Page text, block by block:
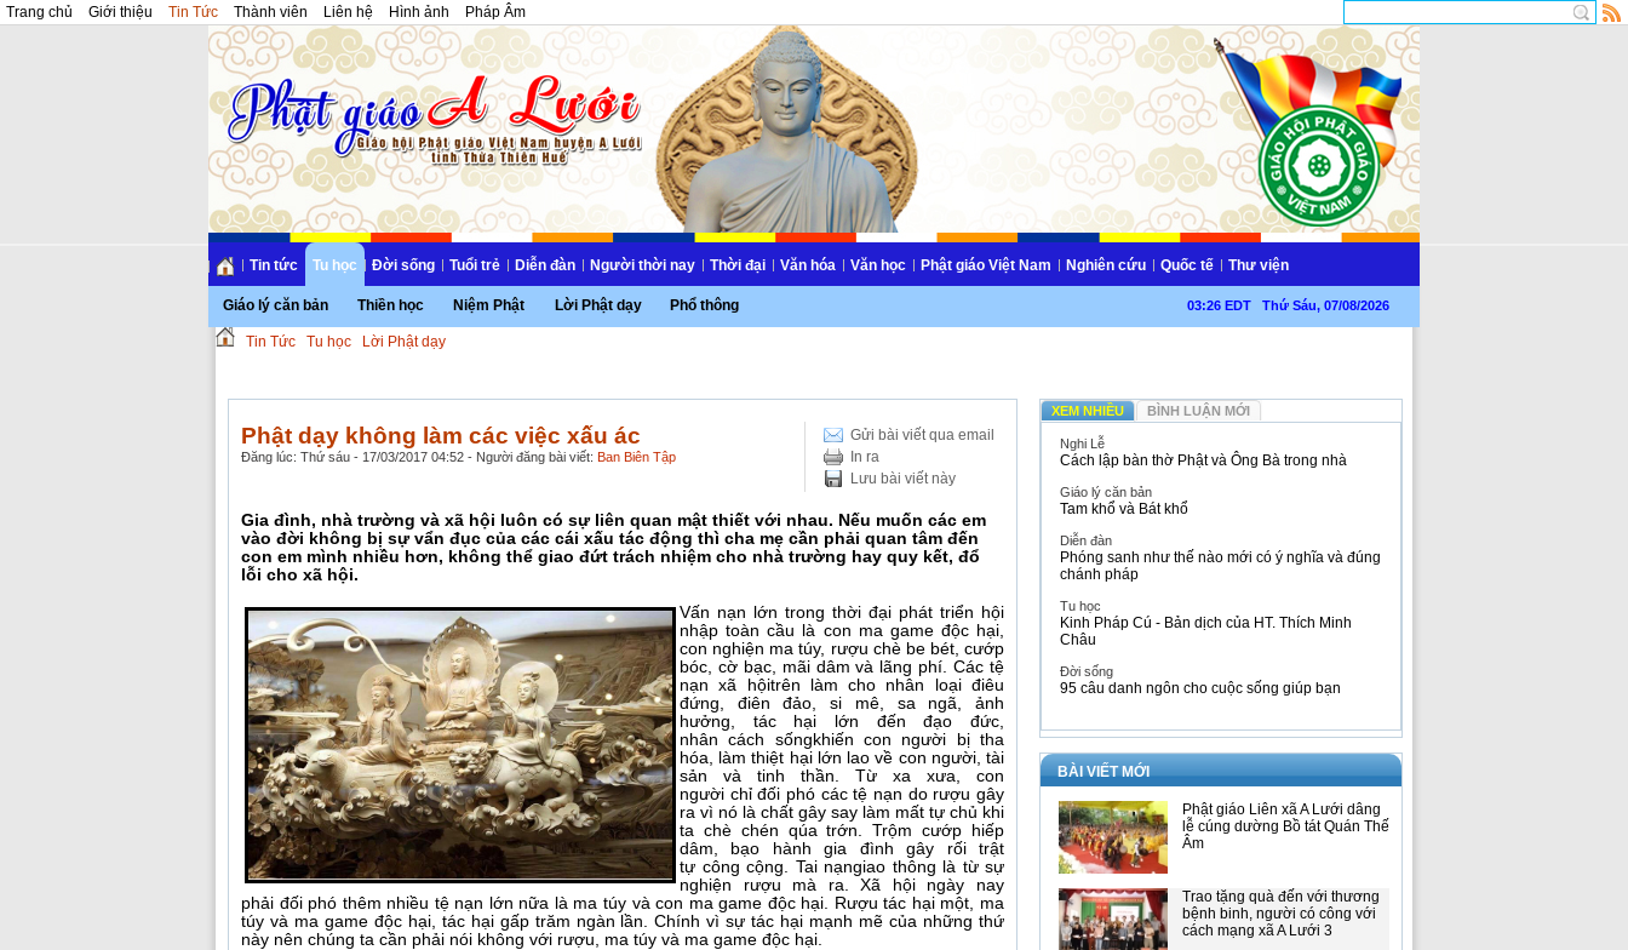
Trang chủ Giới thiệu Tin Tức Thành viên Liên hệ Hình ảnh Pháp Âm
Tin tức Tu học
Giáo lý căn bản Thiền học Niệm Phật Lời Phật dạy Phổ thông
Đời sống Tuổi trẻ Diễn đàn Người thời nay Thời đại Văn hóa Văn học Phật giáo Việt Nam Nghiên cứu Quốc tế Thư viện
03:26 EDT Thứ Sáu, 07/08/2026
Tin Tức Tu học Lời Phật dạy
Gửi bài viết qua email
In ra
Lưu bài viết này
Phật dạy không làm các việc xấu ác
Đăng lúc: Thứ sáu - 17/03/2017 04:52 - Người đăng bài viết: Ban Biên Tập
Gia đình, nhà trường và xã hội luôn có sự liên quan mật thiết với nhau. Nếu muốn các em
vào đời không bị sự vẩn đục của các cái xấu tác động thì cha mẹ cần phải quan tâm đến
con em mình nhiều hơn, không thể giao đứt trách nhiệm cho nhà trường hay quy kết, đổ
lỗi cho xã hội.
Vấn nạn lớn trong thời đại phát triển hội
nhập toàn cầu là con ma game độc hại,
con nghiện ma túy, rượu chè be bét, cướp
bóc, cờ bạc, mãi dâm và lãng phí. Các tệ
nạn xã hộitrên làm cho nhân loại điêu
đứng, điên đảo, si mê, sa ngã, ảnh
hưởng, tác hại lớn đến đạo đức,
nhân cách sốngkhiến con người bị tha
hóa, làm thiệt hại lớn lao về con người, tài
sản và tinh thần. Từ xa xưa, con
người chỉ đối phó các tệ nạn do rượu gây
ra vì nó là chất gây say làm mất tự chủ khi
ta chè chén qúa trớn. Trộm cướp hiếp
dâm, bạo hành gia đình gây rối trật
tự công cộng. Tai nạngiao thông là từ sự
nghiện rượu mà ra. Xã hội ngày nay
phải đối phó thêm nhiều tệ nạn lớn nữa là ma túy và con ma game độc hại. Rượu tác hại một, ma
túy và ma game độc hại, tác hại gấp trăm ngàn lần. Chính vì sự tác hại mạnh mẽ của những thứ
này nên chúng ta cần phải nói không với rượu, ma túy và ma game độc hại.
XEM NHIỀU BÌNH LUẬN MỚI
Nghi Lễ
Cách lập bàn thờ Phật và Ông Bà trong nhà
Giáo lý căn bản
Tam khổ và Bát khổ
Diễn đàn
Phóng sanh như thế nào mới có ý nghĩa và đúng
chánh pháp
Tu học
Kinh Pháp Cú - Bản dịch của HT. Thích Minh
Châu
Đời sống
95 câu danh ngôn cho cuộc sống giúp bạn
BÀI VIẾT MỚI
Phật giáo Liên xã A Lưới dâng
lễ cúng dường Bồ tát Quán Thế
Âm
Trao tặng quà đến với thương
bệnh binh, người có công với
cách mạng xã A Lưới 3